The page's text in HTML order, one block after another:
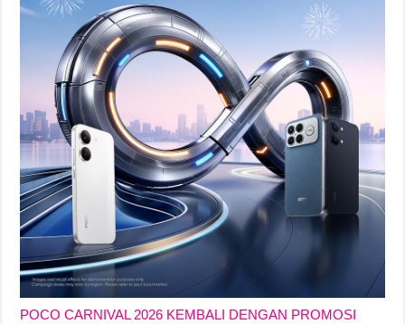
POCO CARNIVAL 2026 KEMBALI DENGAN PROMOSI